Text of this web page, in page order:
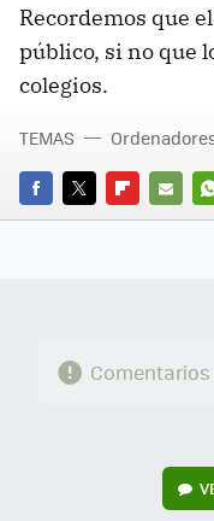
Recordemos que
público, si no que
colegios.
FACEBOOK
TWITTERFLIPBOARD
E-
TEMAS